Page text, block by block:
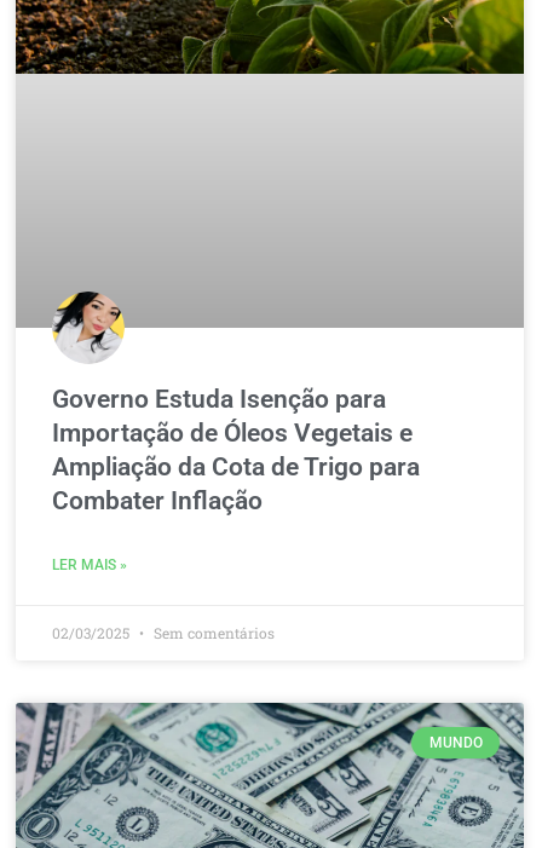
Governo Estuda Isenção para
Importação de Óleos Vegetais e
Ampliação da Cota de Trigo para
Combater Inflação
LER MAIS »
02/03/2025 Sem comentários
MUNDO